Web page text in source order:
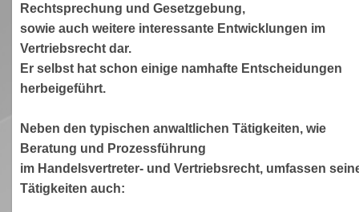
Rechtsprechung und Gesetzgebung,
sowie auch weitere interessante Entwicklungen im
Vertriebsrecht dar.
Er selbst hat schon einige namhafte Entscheidungen
herbeigeführt.
Neben den typischen anwaltlichen Tätigkeiten, wie
Beratung und Prozessführung
im Handelsvertreter- und Vertriebsrecht, umfassen
Tätigkeiten auch: